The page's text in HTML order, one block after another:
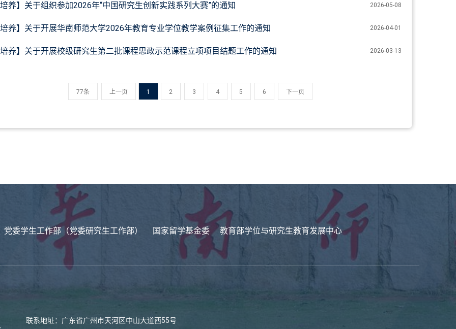
2026-05-08
培养】关于组织参加2026年“中国研究生创新实践系列大赛”的通知
2026-04-01
培养】关于开展华南师范大学2026年教育专业学位教学案例征集工作的通知
2026-03-13
培养】关于开展校级研究生第二批课程思政示范课程立项项目结题工作的通知
77条 上一页 1 2 3 4 5 6 下一页
党委学生工作部（党委研究生工作部） 国家留学基金委
教育部学位与研究生教育发展中心
联系地址：广东省广州市天河区中山大道西55号